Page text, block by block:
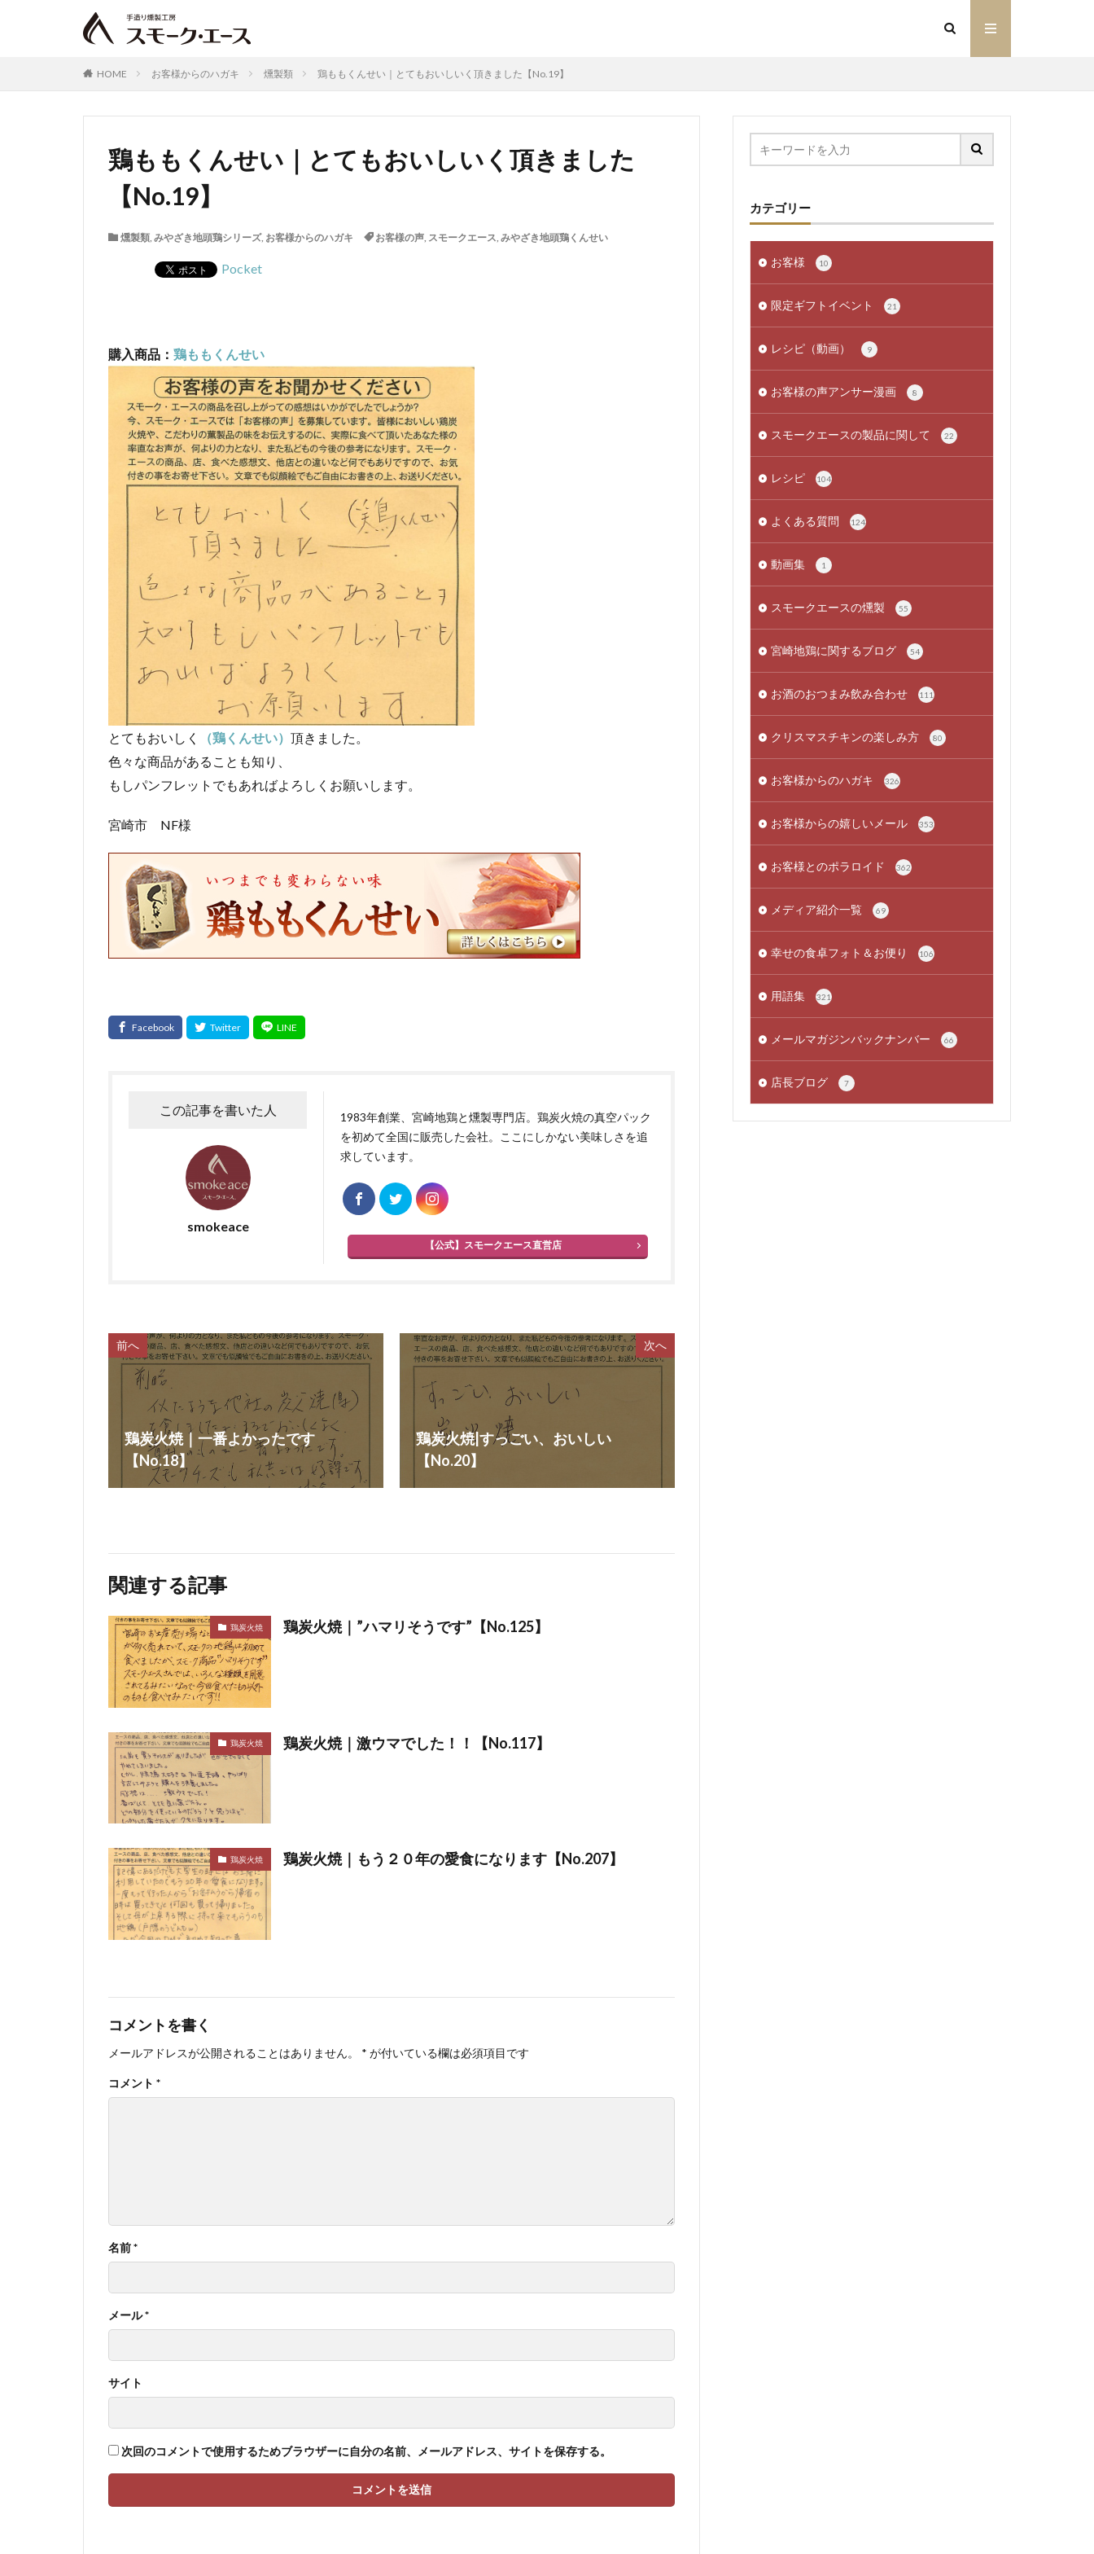
HOME お客様からのハガキ 燻製類 鶏ももくんせい｜とてもおいしいく頂きました【No.19】
鶏ももくんせい｜とてもおいしいく頂きました
【No.19】
燻製類, みやざき地頭鶏シリーズ, お客様からのハガキ お客様の声, スモークエース, みやざき地頭鶏くんせい
Pocket
購入商品： 鶏ももくんせい
とてもおいしく （鶏くんせい） 頂きました。
色々な商品があることも知り、
もしパンフレットでもあればよろしくお願いします。
宮崎市 NF様
この記事を書いた人
smokeace
1983年創業、宮崎地鶏と燻製専門店。鶏炭火焼の真空パック
を初めて全国に販売した会社。ここにしかない美味しさを追
求しています。
【公式】スモークエース直営店
前へ
鶏炭火焼｜一番よかったです
【No.18】
次へ
鶏炭火焼|すっごい、おいしい
【No.20】
関連する記事
鶏炭火焼 鶏炭火焼｜”ハマリそうです”【No.125】
鶏炭火焼 鶏炭火焼｜激ウマでした！！【No.117】
鶏炭火焼 鶏炭火焼｜もう２０年の愛食になります【No.207】
コメントを書く
メールアドレスが公開されることはありません。 * が付いている欄は必須項目です
コメント *
名前*
メール*
サイト
次回のコメントで使用するためブラウザーに自分の名前、メールアドレス、サイトを保存する。
カテゴリー
お客様 10
限定ギフトイベント 21
レシピ（動画） 9
お客様の声アンサー漫画 8
スモークエースの製品に関して 22
レシピ 104
よくある質問 124
動画集 1
スモークエースの燻製 55
宮崎地鶏に関するブログ 54
お酒のおつまみ飲み合わせ 111
クリスマスチキンの楽しみ方 80
お客様からのハガキ 326
お客様からの嬉しいメール 353
お客様とのポラロイド 362
メディア紹介一覧 69
幸せの食卓フォト＆お便り 106
用語集 321
メールマガジンバックナンバー 66
店長ブログ 7